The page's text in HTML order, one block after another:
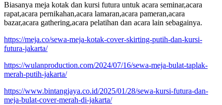
Biasanya meja kotak dan kursi futura untuk acara seminar,acara
rapat,acara pernikahan,acara lamaran,acara pameran,acara
bazar,acara gathering,acara pelatihan dan acara lain sebagainya.
https://meja.co/sewa-meja-kotak-cover-skirting-putih-dan-kursi-
futura-jakarta/
https://wulanproduction.com/2024/07/16/sewa-meja-bulat-taplak-
merah-putih-jakarta/
https://www.bintangjaya.co.id/2025/01/28/sewa-kursi-futura-dan-
meja-bulat-cover-merah-di-jakarta/